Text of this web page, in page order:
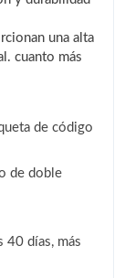
una alta
cuanto más
de código
de doble
40 días, más